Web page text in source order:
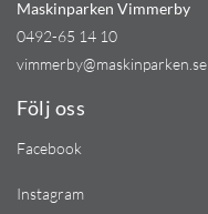
Maskinparken Vimmerby
0492-65 14 10
vimmerby@maskinparken.se
Följ oss
Facebook
Instagram